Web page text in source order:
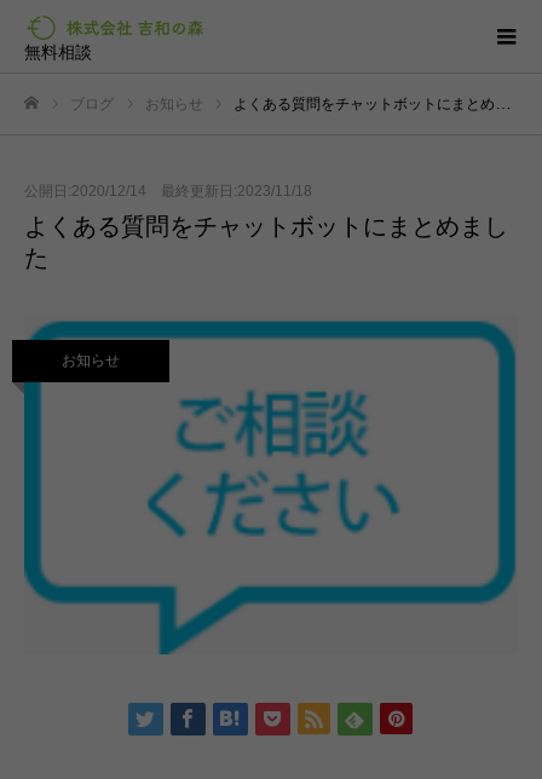
無料相談
ブログ お知らせ よくある質問をチャットボットにまとめました
公開日:2020/12/14 最終更新日:2023/11/18
よくある質問をチャットボットにまとめまし
た
お知らせ